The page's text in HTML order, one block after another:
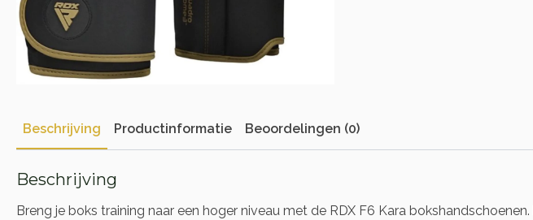
Beschrijving Productinformatie Beoordelingen (0)
Beschrijving
Breng je boks training naar een hoger niveau met de RDX F6 Kara bokshandschoenen.